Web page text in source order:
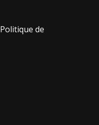
Politique de